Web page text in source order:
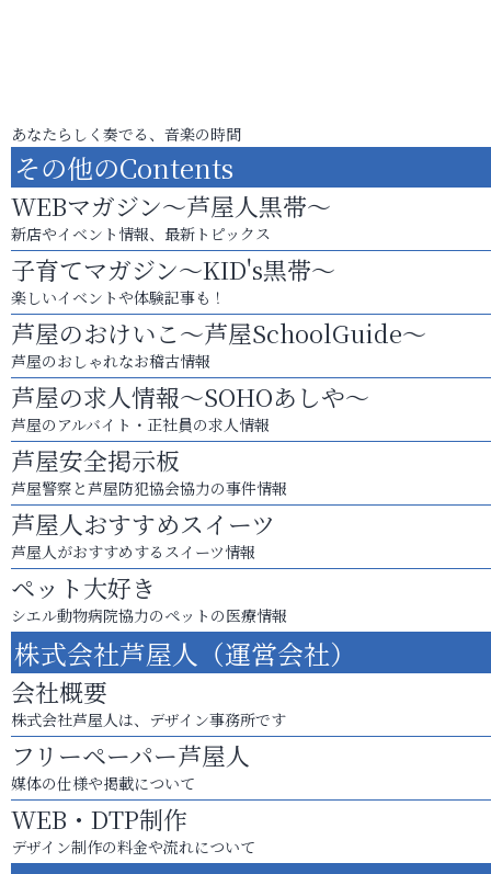
あなたらしく奏でる、音楽の時間
その他のContents
WEBマガジン～芦屋人黒帯～
新店やイベント情報、最新トピックス
子育てマガジン～KID's黒帯～
楽しいイベントや体験記事も！
芦屋のおけいこ～芦屋SchoolGuide～
芦屋のおしゃれなお稽古情報
芦屋の求人情報～SOHOあしや～
芦屋のアルバイト・正社員の求人情報
芦屋安全掲示板
芦屋警察と芦屋防犯協会協力の事件情報
芦屋人おすすめスイーツ
芦屋人がおすすめするスイーツ情報
ペット大好き
シエル動物病院協力のペットの医療情報
株式会社芦屋人（運営会社）
会社概要
株式会社芦屋人は、デザイン事務所です
フリーペーパー芦屋人
媒体の仕様や掲載について
WEB・DTP制作
デザイン制作の料金や流れについて